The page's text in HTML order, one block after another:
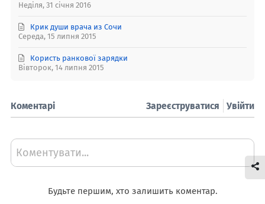
Неділя, 31 січня 2016
Середа, 15 липня 2015
Крик души врача из Сочи
Вівторок, 14 липня 2015
Користь ранкової зарядки
Коментарі Увійти
Зареєструватися
Коментувати...
Будьте першим, хто залишить коментар.